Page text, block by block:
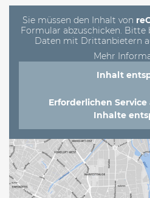
Sie müssen den Inhalt von
Formular abzuschicken. Bitte
Daten mit Drittanbietern
Mehr
Inhalt
Erforderlichen
Inhalte